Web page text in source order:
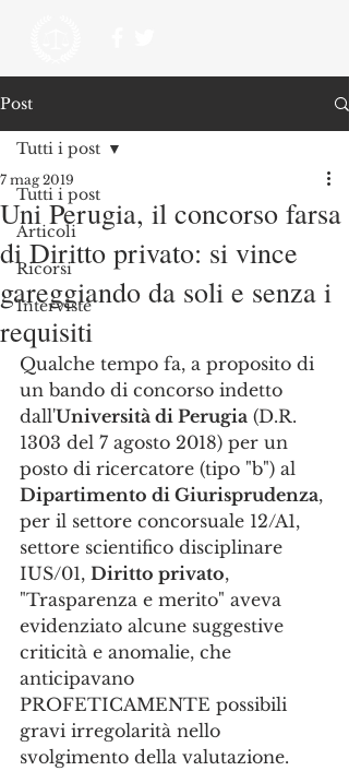
Post
Tutti i post
Articoli
Ricorsi
Interviste
Tutti i post
Uni Perugia, il concorso farsa
di Diritto privato: si vince
gareggiando da soli e senza i
requisiti
7 mag 2019
Qualche tempo fa, a proposito di
un bando di concorso indetto
dall'Università di Perugia (D.R.
1303 del 7 agosto 2018) per un
posto di ricercatore (tipo "b") al
Dipartimento di Giurisprudenza,
per il settore concorsuale 12/A1,
settore scientifico disciplinare
IUS/01, Diritto privato,
"Trasparenza e merito" aveva
evidenziato alcune suggestive
criticità e anomalie, che
anticipavano
PROFETICAMENTE possibili
gravi irregolarità nello
svolgimento della valutazione.